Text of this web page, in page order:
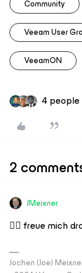
Community
Veeam User
VeeamON
4 people
2
JMeixner
👍🏼 freue mich
Jochen (Joe)